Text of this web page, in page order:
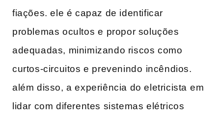
fiações. ele é capaz de identificar
problemas ocultos⁣ e propor soluções ​
adequadas, minimizando riscos como
curtos-circuitos e prevenindo⁤ incêndios.
além disso,‍ a experiência do eletricista ⁣em
lidar com diferentes sistemas elétricos